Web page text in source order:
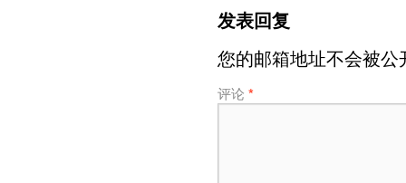
发表回复
您的邮箱地址不会被公
评论 *